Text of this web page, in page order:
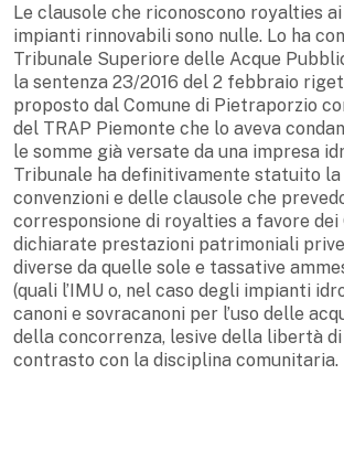
Le clausole che riconoscono royalties
impianti rinnovabili sono nulle. Lo ha
Tribunale Superiore delle Acque
la sentenza 23/2016 del 2 febbraio
proposto dal Comune di Pietraporzio
del TRAP Piemonte che lo aveva
le somme già versate da una impresa
Tribunale ha definitivamente statuito
convenzioni e delle clausole che
corresponsione di royalties a favore dei
dichiarate prestazioni patrimoniali prive
diverse da quelle sole e tassative
(quali l’IMU o, nel caso degli impianti
canoni e sovracanoni per l’uso delle
della concorrenza, lesive della libertà
contrasto con la disciplina comunitaria.